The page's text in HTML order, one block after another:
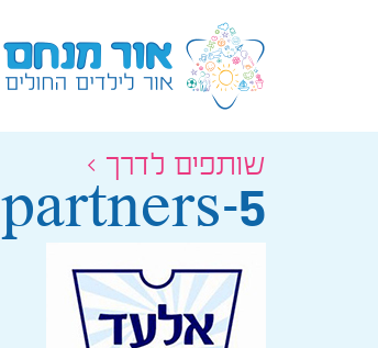
שותפים לדרך >
partners-5